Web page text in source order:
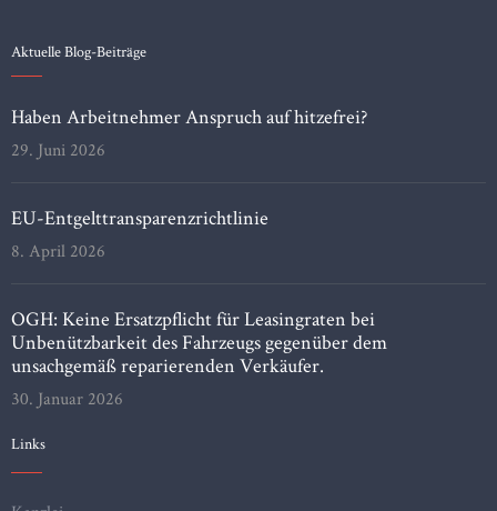
Aktuelle Blog-Beiträge
Haben Arbeitnehmer Anspruch auf hitzefrei?
29. Juni 2026
EU-Entgelttransparenzrichtlinie
8. April 2026
OGH: Keine Ersatzpflicht für Leasingraten bei
Unbenützbarkeit des Fahrzeugs gegenüber dem
unsachgemäß reparierenden Verkäufer.
30. Januar 2026
Links